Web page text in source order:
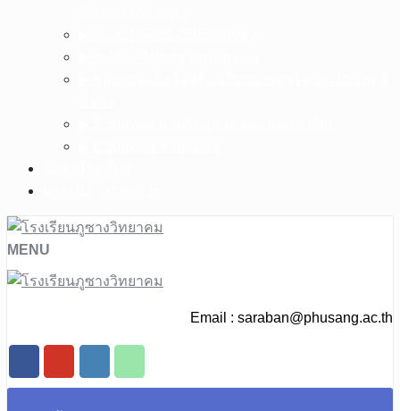
MENU
Email : saraban@phusang.ac.th